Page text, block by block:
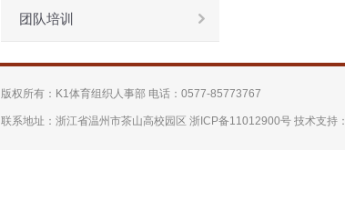
团队培训
版权所有：K1体育组织人事部 电话：0577-85773767
联系地址：浙江省温州市茶山高校园区 浙ICP备11012900号 技术支持：